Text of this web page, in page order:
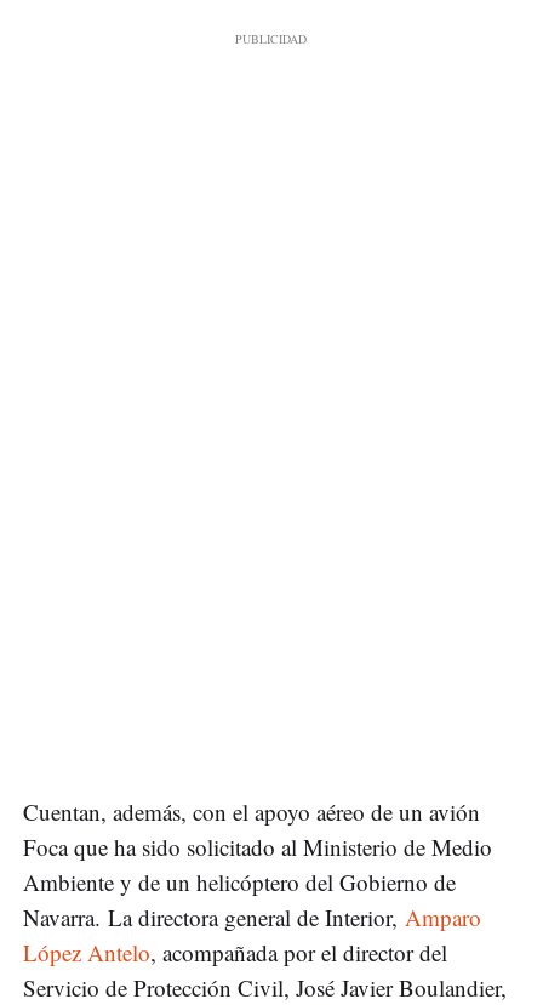
Cuentan, además, con el apoyo aéreo de un avión
Foca que ha sido solicitado al Ministerio de Medio
Ambiente y de un helicóptero del Gobierno de
Navarra. La directora general de Interior, Amparo
López Antelo, acompañada por el director del
Servicio de Protección Civil, José Javier Boulandier,